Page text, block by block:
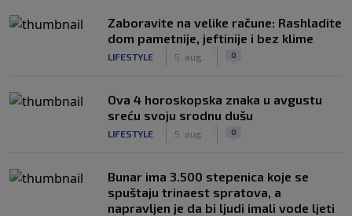
Zaboravite na velike račune: Rashladite
dom pametnije, jeftinije i bez klime
LIFESTYLE 5. aug. 0
Ova 4 horoskopska znaka u avgustu
sreću svoju srodnu dušu
LIFESTYLE 5. aug. 0
Bunar imа 3.500 stepenica koje se
spuštaju trinaest spratova, a
napravljen je da bi ljudi imali vode ljeti